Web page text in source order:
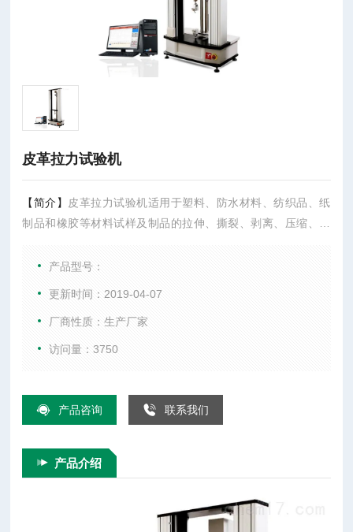
皮革拉力试验机
【简介】 皮革拉力试验机适用于塑料、防水材料、纺织品、纸
制品和橡胶等材料试样及制品的拉伸、撕裂、剥离、压缩、弯
融当代先进技术于一体，具有精度高、调速范围宽、结构紧
产品型号：
更新时间：2019-04-07
厂商性质：生产厂家
访问量：3750
产品咨询 联系我们
产品介绍